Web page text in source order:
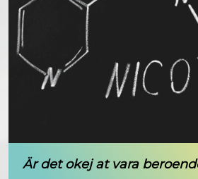
Är det okej at vara